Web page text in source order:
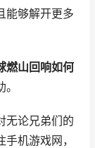
能够解开更多
燃山回响如何
无论兄弟们的
机游戏网，